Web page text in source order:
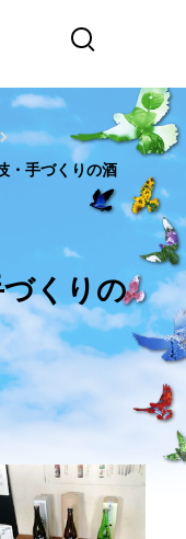
・手づくりの酒
くりの